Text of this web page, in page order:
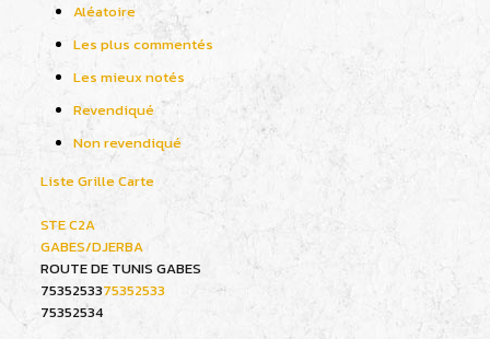
Aléatoire
Les plus commentés
Les mieux notés
Revendiqué
Non revendiqué
ListeGrilleCarte
STE C2A
GABES/DJERBA
ROUTE DE TUNIS GABES
7535253375352533
75352534